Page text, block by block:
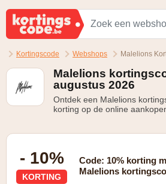
Kortingscode Webshops Malelions
Malelions
augustus 2026
Ontdek een Malelions
korting op de online
- 10%
KORTING
Code: 10% korting
Malelions